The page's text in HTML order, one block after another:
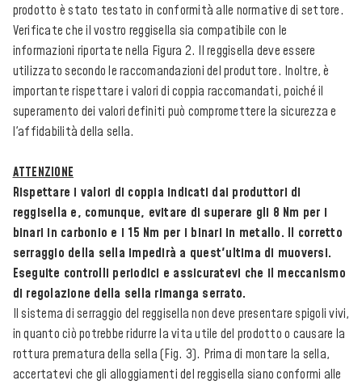
prodotto è stato testato in conformità alle normative di settore.
Verificate che il vostro reggisella sia compatibile con le
informazioni riportate nella Figura 2. Il reggisella deve essere
utilizzato secondo le raccomandazioni del produttore. Inoltre, è
importante rispettare i valori di coppia raccomandati, poiché il
superamento dei valori definiti può compromettere la sicurezza e
l'affidabilità della sella.
ATTENZIONE
Rispettare i valori di coppia indicati dai produttori di
reggisella e, comunque, evitare di superare gli 8 Nm per i
binari in carbonio e i 15 Nm per i binari in metallo. Il corretto
serraggio della sella impedirà a quest'ultima di muoversi.
Eseguite controlli periodici e assicuratevi che il meccanismo
di regolazione della sella rimanga serrato.
Il sistema di serraggio del reggisella non deve presentare spigoli vivi,
in quanto ciò potrebbe ridurre la vita utile del prodotto o causare la
rottura prematura della sella (Fig. 3). Prima di montare la sella,
accertatevi che gli alloggiamenti del reggisella siano conformi alle